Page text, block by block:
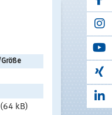
(64 kB)